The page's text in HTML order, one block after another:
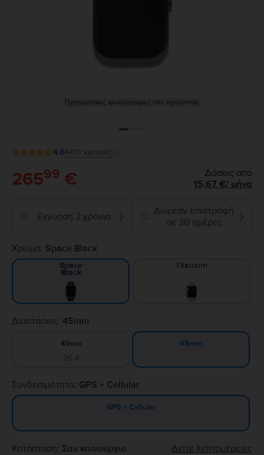
Πραγματικές φωτογραφίες του προϊόντος
4.84413 κριτικές
26599 €
Δόσεις από
15,67 €/ μήνα
Εγγύηση 2 χρόνια ❯
Δωρεάν επιστροφή
σε 30 ημέρες
❯
Χρώμα: Space Black
Space
Black
Titanium
Διαστάσεις: 45mm
41mm
-26 €
45mm
Συνδεσιμότητα: GPS + Cellular
GPS + Cellular
Κατάσταση: Σαν καινούργιο Δείτε λεπτομέρειες